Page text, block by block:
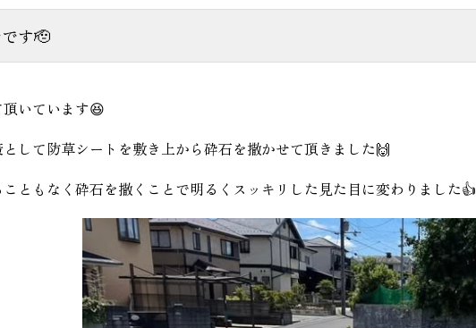
す🫡
いています😆
して防草シートを敷き上から砕石を撒かせて頂きました🙌
ともなく砕石を撒くことで明るくスッキリした見た目に変わりました👍